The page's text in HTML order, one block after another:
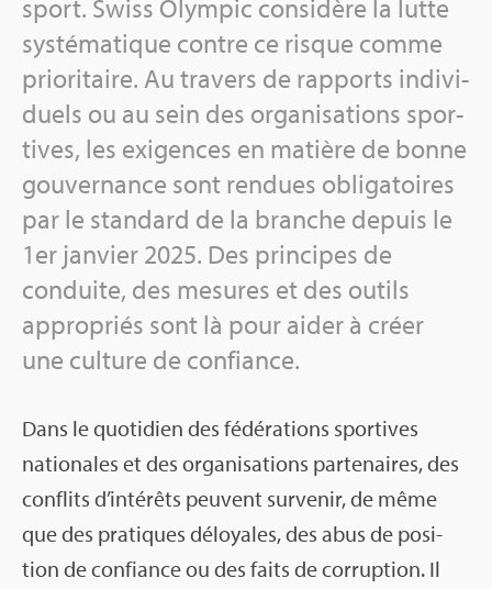
sport. Swiss Olym­pic consi­dère la lutte
sys­té­ma­tique contre ce risque comme
prio­ri­taire. Au tra­vers de rap­ports indi­vi­
duels ou au sein des orga­ni­sa­tions spor­
tives, les exi­gences en matière de bonne
gou­ver­nance sont ren­dues obli­ga­toires
par le stan­dard de la branche depuis le
1er jan­vier 2025. Des prin­cipes de
conduite, des mesures et des outils
appro­priés sont là pour aider à créer
une culture de confiance.
Dans le quo­ti­dien des fédé­ra­tions spor­tives
natio­nales et des orga­ni­sa­tions par­te­naires, des
conflits d’in­té­rêts peuvent sur­ve­nir, de même
que des pra­tiques déloyales, des abus de posi­
tion de confiance ou des faits de cor­rup­tion. Il